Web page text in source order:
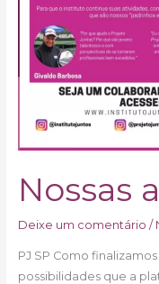
Nossas
Deixe um comentário /
PJ SP Como
possibilidades que a